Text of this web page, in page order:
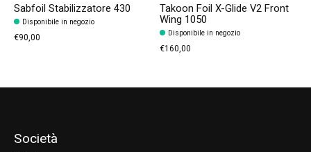
Sabfoil Stabilizzatore 430
Disponibile in negozio
€90,00
Takoon Foil X-Glide V2 Front
Wing 1050
Disponibile in negozio
€160,00
Società